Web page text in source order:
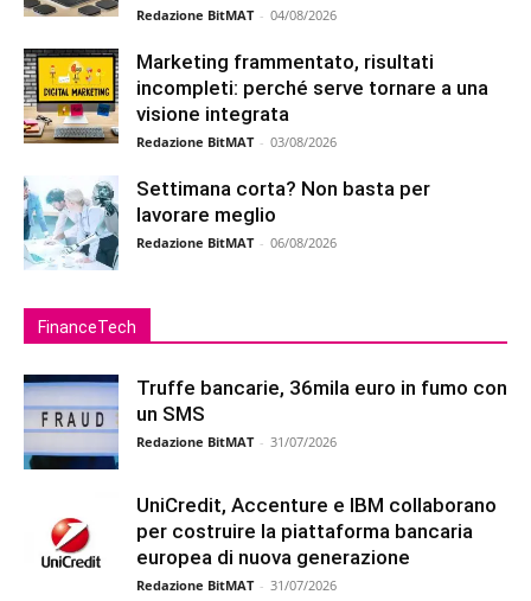
Redazione BitMAT - 04/08/2026
Marketing frammentato, risultati
incompleti: perché serve tornare a una
visione integrata
Redazione BitMAT - 03/08/2026
Settimana corta? Non basta per
lavorare meglio
Redazione BitMAT - 06/08/2026
FinanceTech
Truffe bancarie, 36mila euro in fumo con
un SMS
Redazione BitMAT - 31/07/2026
UniCredit, Accenture e IBM collaborano
per costruire la piattaforma bancaria
europea di nuova generazione
Redazione BitMAT - 31/07/2026